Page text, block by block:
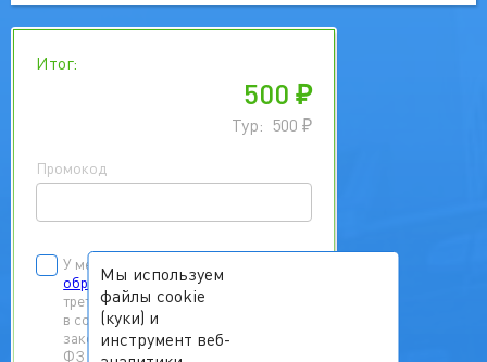
Итог:
500 ₽
Тур: 500 ₽
Промокод
У меня есть
обработку персональных данных
третьих лиц
в соответствии с Федеральным
законом от 27.07.2006 г. № 152-
ФЗ «О персональных данных»
Мы используем
файлы cookie
(куки) и
инструмент веб-